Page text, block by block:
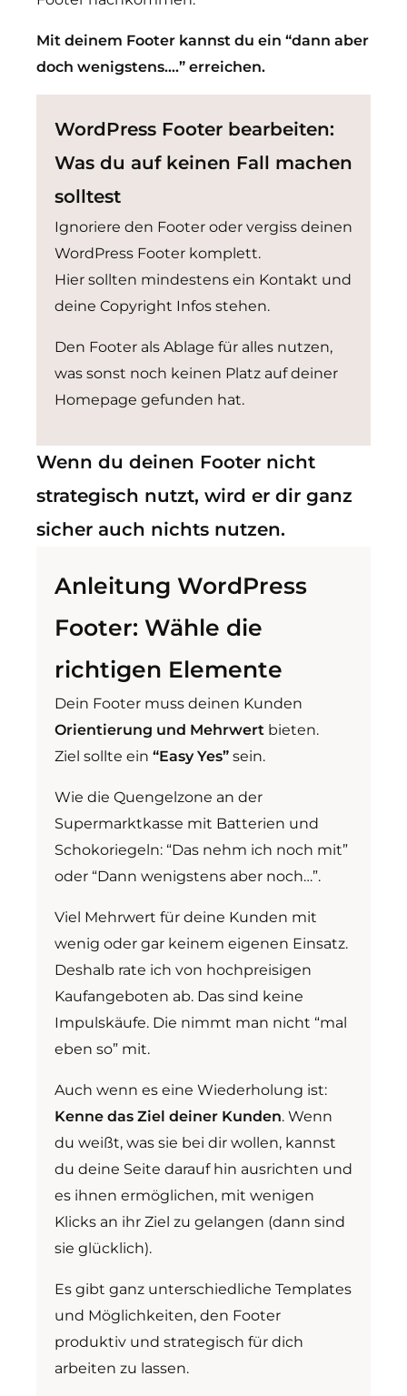
Mit deinem Footer kannst du ein “dann aber
doch wenigstens….” erreichen.
WordPress Footer bearbeiten:
Was du auf keinen Fall machen
solltest
Ignoriere den Footer oder vergiss deinen
WordPress Footer komplett.
Hier sollten mindestens ein Kontakt und
deine Copyright Infos stehen.
Den Footer als Ablage für alles nutzen,
was sonst noch keinen Platz auf deiner
Homepage gefunden hat.
Wenn du deinen Footer nicht
strategisch nutzt, wird er dir ganz
sicher auch nichts nutzen.
Anleitung WordPress
Footer: Wähle die
richtigen Elemente
Dein Footer muss deinen Kunden
Orientierung und Mehrwert bieten.
Ziel sollte ein “Easy Yes” sein.
Wie die Quengelzone an der
Supermarktkasse mit Batterien und
Schokoriegeln: “Das nehm ich noch mit”
oder “Dann wenigstens aber noch…”.
Viel Mehrwert für deine Kunden mit
wenig oder gar keinem eigenen Einsatz.
Deshalb rate ich von hochpreisigen
Kaufangeboten ab. Das sind keine
Impulskäufe. Die nimmt man nicht “mal
eben so” mit.
Auch wenn es eine Wiederholung ist:
Kenne das Ziel deiner Kunden. Wenn
du weißt, was sie bei dir wollen, kannst
du deine Seite darauf hin ausrichten und
es ihnen ermöglichen, mit wenigen
Klicks an ihr Ziel zu gelangen (dann sind
sie glücklich).
Es gibt ganz unterschiedliche Templates
und Möglichkeiten, den Footer
produktiv und strategisch für dich
arbeiten zu lassen.